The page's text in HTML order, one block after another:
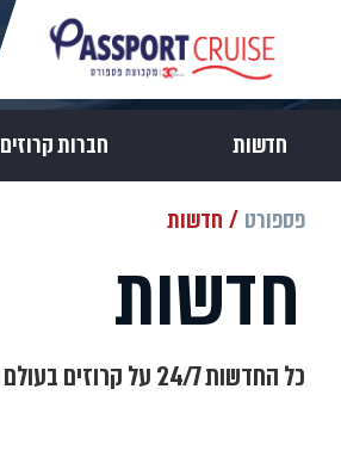
חדשות חברות קרוזים
פספורט חדשות
חדשות
כל החדשות 24/7 על קרוזים בעולם